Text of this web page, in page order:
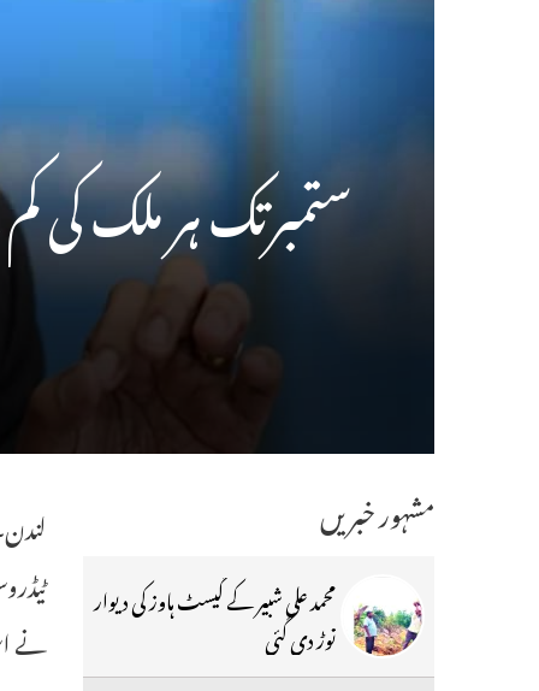
ستمبرتک ہر ملک کی کم سے کم 10فیصد آبادی کو ٹیکہ
نے
مشہور خبریں
محمد علی شبیر کے گیسٹ ہاوز کی دیوار
توڑ دی گئی